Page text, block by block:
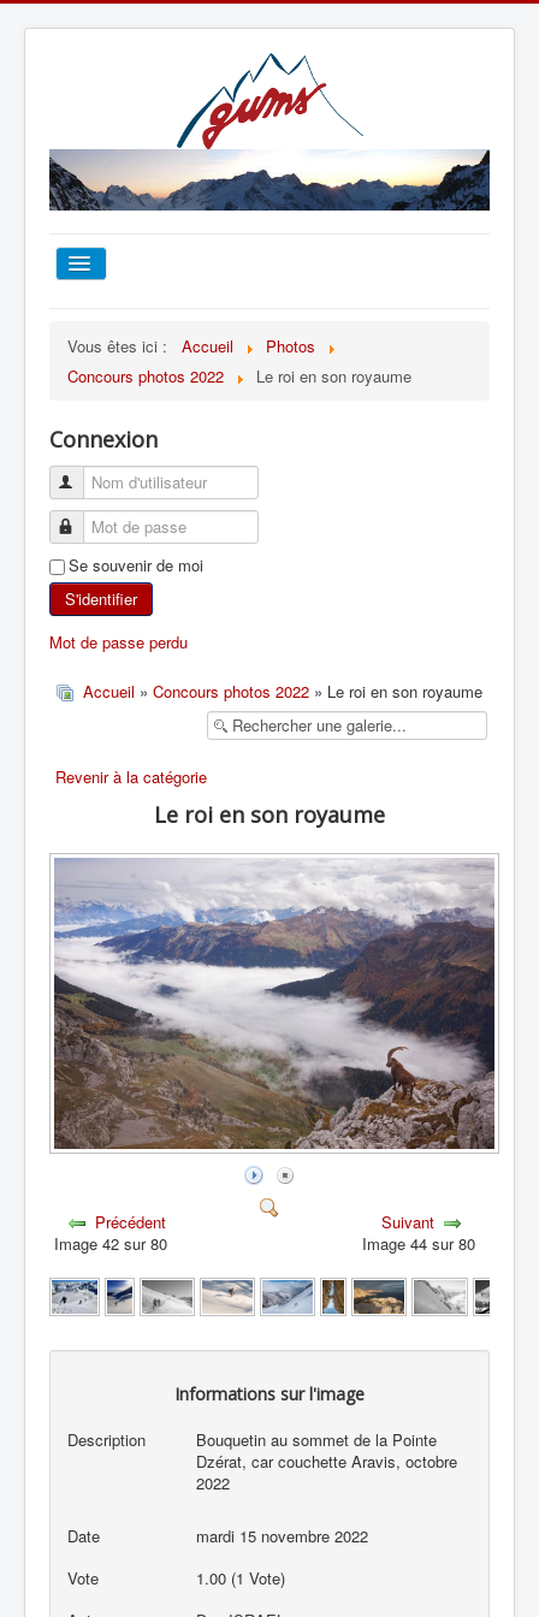
TOUT SUR LE GUMS
ESCALADE
ALPINISME
SKI DE RANDONNÉE
RANDONNÉE SPORTIVE
Vous êtes ici : Accueil
Photos
Concours photos 2022
Le roi en son royaume
Connexion
Se souvenir de moi
S'identifier
Mot de passe perdu
Accueil » Concours photos 2022 » Le roi en son royaume
Revenir à la catégorie
Le roi en son royaume
Précédent
Image 42 sur 80
Suivant
Image 44 sur 80
Informations sur l'image
Description
Bouquetin au sommet de la Pointe
Dzérat, car couchette Aravis, octobre
2022
Date
mardi 15 novembre 2022
Vote
1.00 (1 Vote)